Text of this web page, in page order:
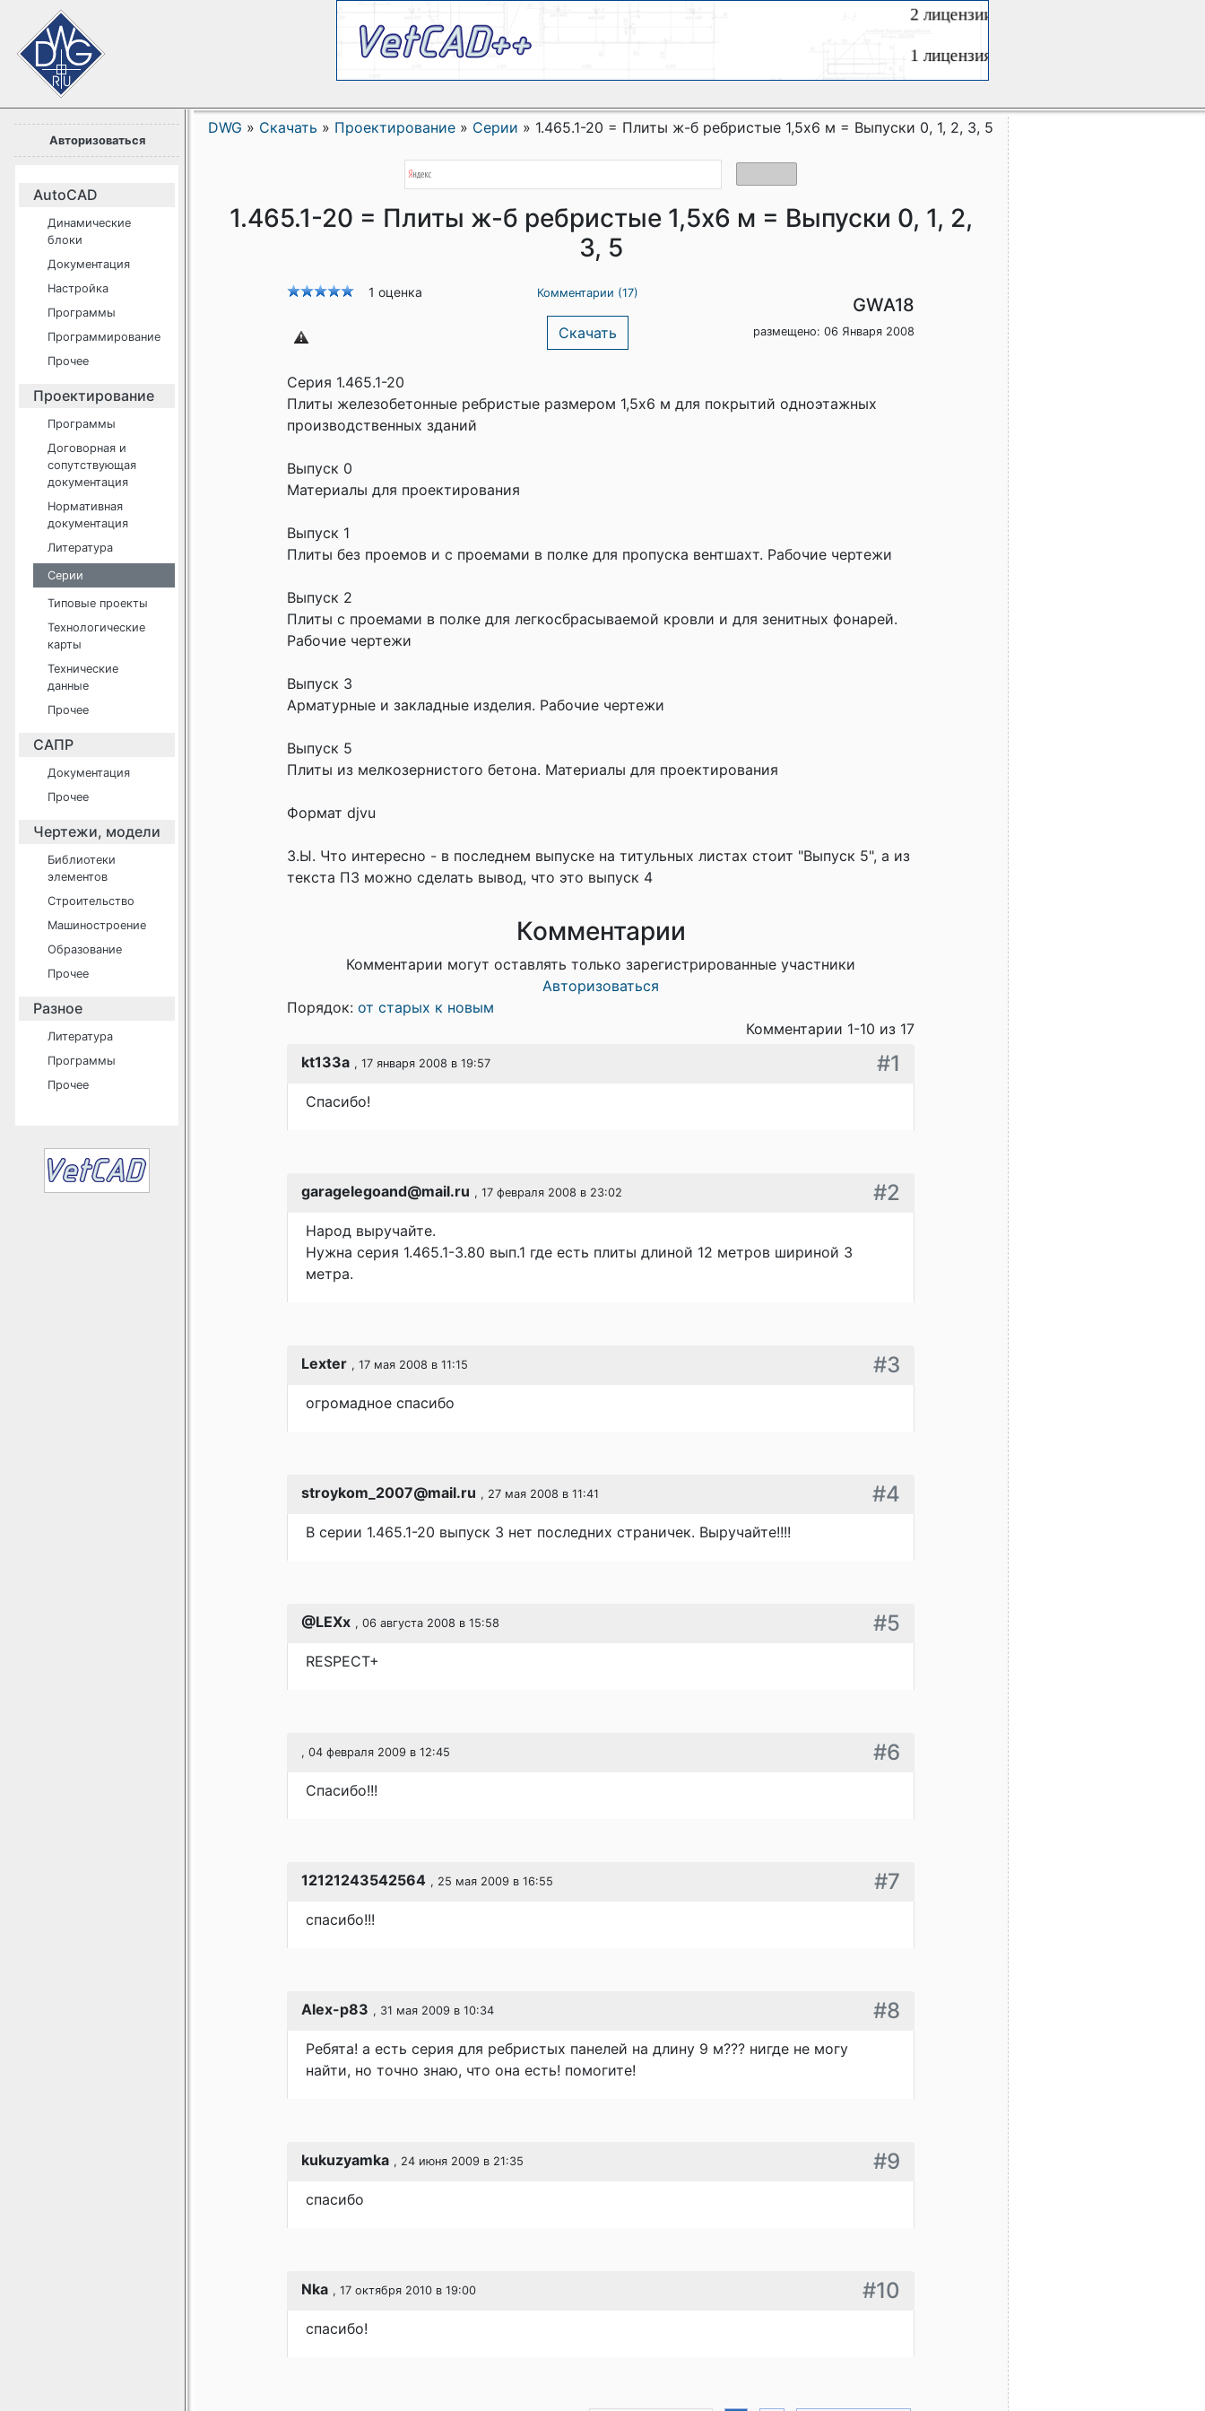
Авторизоваться
AutoCAD
Динамические
блоки
Документация
Настройка
Программы
Программирование
Прочее
Проектирование
Программы
Договорная и
сопутствующая
документация
Нормативная
документация
Литература
Серии
Типовые проекты
Технологические
карты
Технические
данные
Прочее
САПР
Документация
Прочее
Чертежи, модели
Библиотеки
элементов
Строительство
Машиностроение
Образование
Прочее
Разное
Литература
Программы
Прочее
DWG » Скачать » Проектирование » Серии » 1.465.1-20 = Плиты ж-б ребристые 1,5х6 м = Выпуски 0, 1, 2, 3, 5
1.465.1-20 = Плиты ж-б ребристые 1,5х6 м = Выпуски 0, 1, 2,
3, 5
1 оценка Комментарии (17)
Скачать
GWA18
размещено: 06 Января 2008
Серия 1.465.1-20
Плиты железобетонные ребристые размером 1,5х6 м для покрытий одноэтажных
производственных зданий
Выпуск 0
Материалы для проектирования
Выпуск 1
Плиты без проемов и с проемами в полке для пропуска вентшахт. Рабочие чертежи
Выпуск 2
Плиты с проемами в полке для легкосбрасываемой кровли и для зенитных фонарей.
Рабочие чертежи
Выпуск 3
Арматурные и закладные изделия. Рабочие чертежи
Выпуск 5
Плиты из мелкозернистого бетона. Материалы для проектирования
Формат djvu
З.Ы. Что интересно - в последнем выпуске на титульных листах стоит "Выпуск 5", а из
текста ПЗ можно сделать вывод, что это выпуск 4
Комментарии
Комментарии могут оставлять только зарегистрированные участники
Авторизоваться
Порядок: от старых к новым
Комментарии 1-10 из 17
kt133a , 17 января 2008 в 19:57 #1
Cпасибо!
garagelegoand@mail.ru , 17 февраля 2008 в 23:02 #2
Народ выручайте.
Нужна серия 1.465.1-3.80 вып.1 где есть плиты длиной 12 метров шириной 3
метра.
Lexter , 17 мая 2008 в 11:15 #3
огромадное спасибо
stroykom_2007@mail.ru , 27 мая 2008 в 11:41 #4
В серии 1.465.1-20 выпуск 3 нет последних страничек. Выручайте!!!!
@LEXx , 06 августа 2008 в 15:58 #5
RESPECT+
, 04 февраля 2009 в 12:45 #6
Спасибо!!!
12121243542564 , 25 мая 2009 в 16:55 #7
спасибо!!!
Alex-p83 , 31 мая 2009 в 10:34 #8
Ребята! а есть серия для ребристых панелей на длину 9 м??? нигде не могу
найти, но точно знаю, что она есть! помогите!
kukuzyamka , 24 июня 2009 в 21:35 #9
спасибо
Nka , 17 октября 2010 в 19:00 #10
спасибо!